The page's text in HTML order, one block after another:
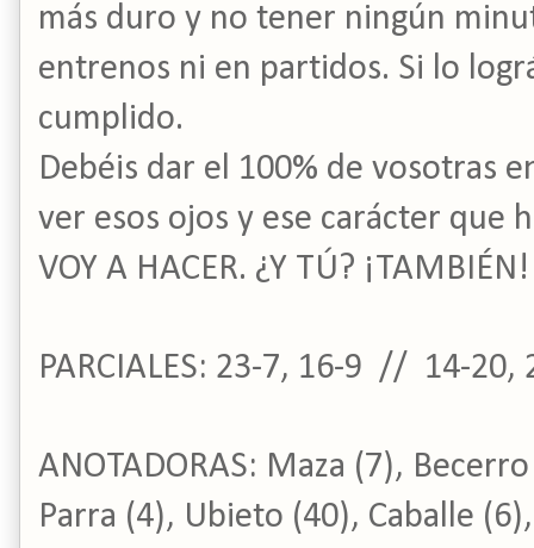
más duro y no tener ningún
entrenos ni en partidos. Si lo
cumplido.
Debéis dar el 100% de vosotras
ver esos ojos y ese carácter que
VOY A HACER. ¿Y TÚ? ¡TAMBIÉN!
PARCIALES: 23-7, 16-9 // 14-20,
ANOTADORAS: Maza (7),
Parra (4), Ubieto (40), Caballe